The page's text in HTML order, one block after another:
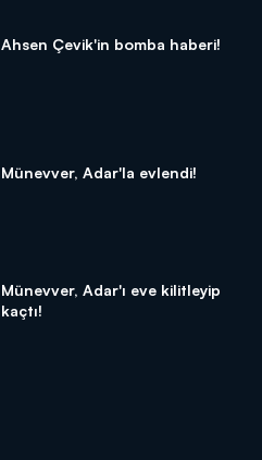
Ahsen Çevik'in bomba haberi!
Münevver, Adar'la evlendi!
Münevver, Adar'ı eve kilitleyip
kaçtı!